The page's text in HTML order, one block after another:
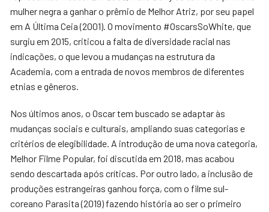
mulher negra a ganhar o prêmio de Melhor Atriz, por seu papel
em A Última Ceia (2001). O movimento #OscarsSoWhite, que
surgiu em 2015, criticou a falta de diversidade racial nas
indicações, o que levou a mudanças na estrutura da
Academia, com a entrada de novos membros de diferentes
etnias e gêneros.
Nos últimos anos, o Oscar tem buscado se adaptar às
mudanças sociais e culturais, ampliando suas categorias e
critérios de elegibilidade. A introdução de uma nova categoria,
Melhor Filme Popular, foi discutida em 2018, mas acabou
sendo descartada após críticas. Por outro lado, a inclusão de
produções estrangeiras ganhou força, com o filme sul-
coreano Parasita (2019) fazendo história ao ser o primeiro